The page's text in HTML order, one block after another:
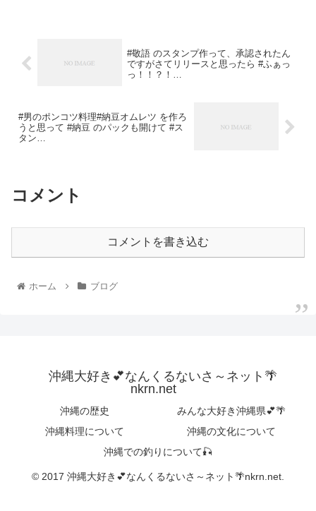
#敬語 のスタンプ作って、承認されたん
ですがさてリリースと思ったら #ふぁっ
っ！！？！…
#男のポンコツ料理#納豆オムレツ を作ろ
うと思って #納豆 のパックも開けて #ス
タン…
コメント
コメントを書き込む
ホーム ブログ
沖縄大好き💕なんくるないさ～ネット🌴
nkrn.net
沖縄の歴史
みんな大好き沖縄県💕🌴
沖縄料理について
沖縄の文化について
沖縄での釣りについて🎣
© 2017 沖縄大好き💕なんくるないさ～ネット🌴nkrn.net.